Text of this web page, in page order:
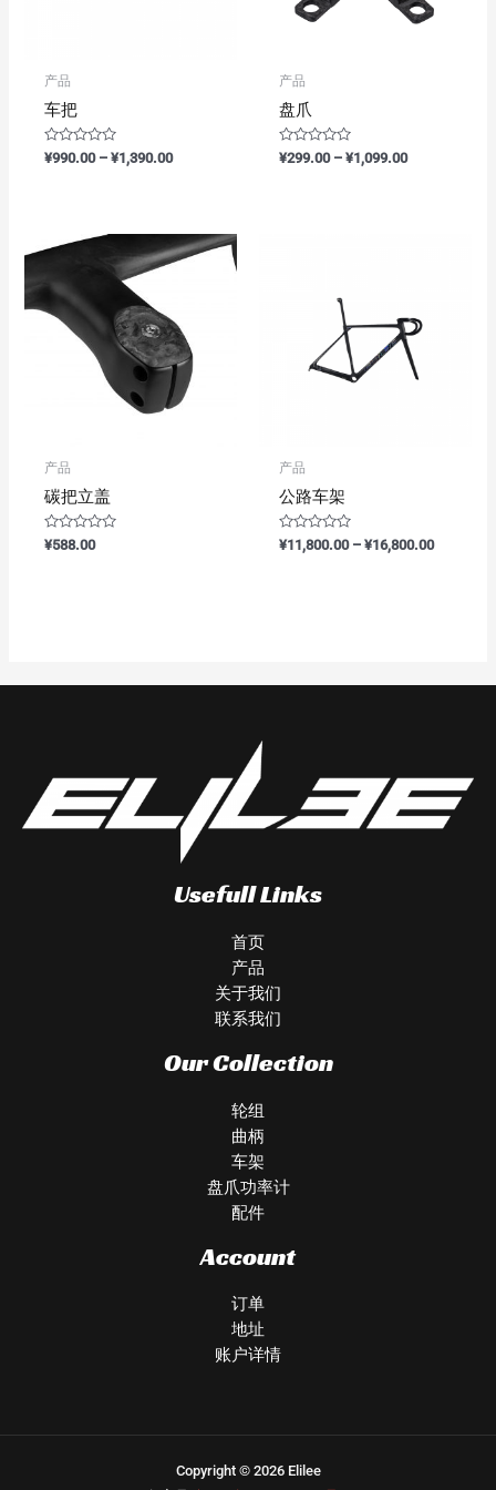
产品
车把
评
分
¥990.00– ¥1,390.00
产品
盘爪
评
分
¥299.00– ¥1,099.00
产品
碳把立盖
评
分
¥588.00
产品
公路车架
评
分
¥11,800.00– ¥16,800.00
Usefull Links
首页
产品
关于我们
联系我们
Our Collection
轮组
曲柄
车架
盘爪功率计
配件
Account
订单
地址
账户详情
Copyright © 2026 Elilee